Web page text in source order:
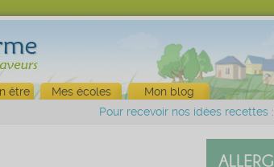
être Mes écoles
Mon blog
Pour recevoir nos idées recettes :